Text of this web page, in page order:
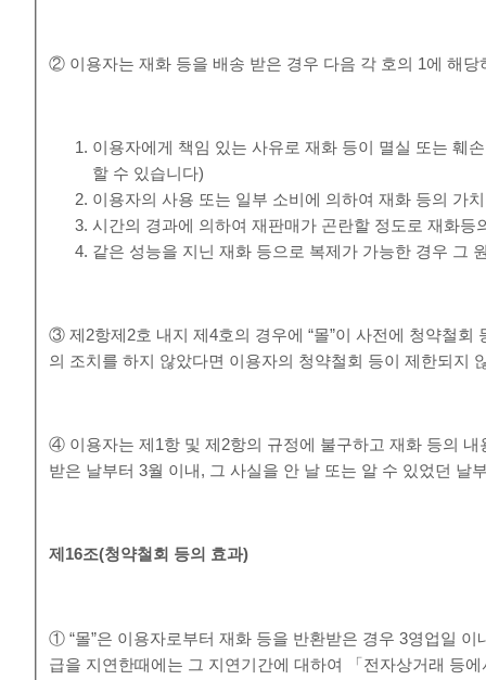
② 이용자는 재화 등을 배송 받은 경우 다음 각 호의 1에 해
이용자에게 책임 있는 사유로 재화 등이 멸실 또는 훼
할 수 있습니다)
이용자의 사용 또는 일부 소비에 의하여 재화 등의 가
시간의 경과에 의하여 재판매가 곤란할 정도로 재화등
같은 성능을 지닌 재화 등으로 복제가 가능한 경우 그
③ 제2항제2호 내지 제4호의 경우에 “몰”이 사전에 청약철
의 조치를 하지 않았다면 이용자의 청약철회 등이 제한되지
④ 이용자는 제1항 및 제2항의 규정에 불구하고 재화 등의
받은 날부터 3월 이내, 그 사실을 안 날 또는 알 수 있었던 날
제 16조(청약철회 등의 효과)
① “몰”은 이용자로부터 재화 등을 반환받은 경우 3영업일
급을 지연한때에는 그 지연기간에 대하여 「전자상거래 등